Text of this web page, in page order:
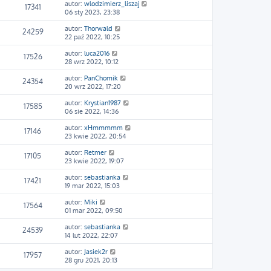
17341 autor: wlodzimierz_liszaj
06 sty 2023, 23:38
24259 autor: Thorwald
22 paź 2022, 10:25
17526 autor: luca2016
28 wrz 2022, 10:12
24354 autor: PanChomik
20 wrz 2022, 17:20
17585 autor: Krystian1987
06 sie 2022, 14:36
17146 autor: xHmmmmm
23 kwie 2022, 20:54
17105 autor: Retmer
23 kwie 2022, 19:07
17421 autor: sebastianka
19 mar 2022, 15:03
17564 autor: Miki
01 mar 2022, 09:50
24539 autor: sebastianka
14 lut 2022, 22:07
17957 autor: Jasiek2r
28 gru 2021, 20:13